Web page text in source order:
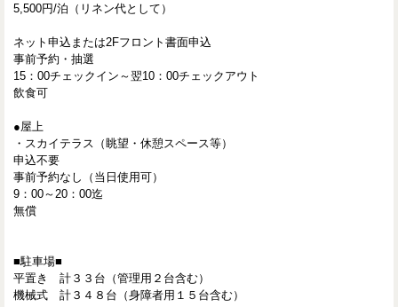
5,500円/泊（リネン代として）
ネット申込または2Fフロント書面申込
事前予約・抽選
15：00チェックイン～翌10：00チェックアウト
飲食可
●屋上
・スカイテラス（眺望・休憩スペース等）
申込不要
事前予約なし（当日使用可）
9：00～20：00迄
無償
■駐車場■
平置き 計３３台（管理用２台含む）
機械式 計３４８台（身障者用１５台含む）